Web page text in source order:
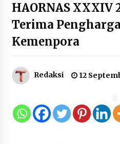
Semarak
Darah dan
Imigrasi
Inovasi
bagi
9 Agustus
HAORNAS XXXIV
Terima
Kemenpora
Redaksi 12